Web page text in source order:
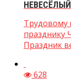
Трудовому
празднику
Праздник
628